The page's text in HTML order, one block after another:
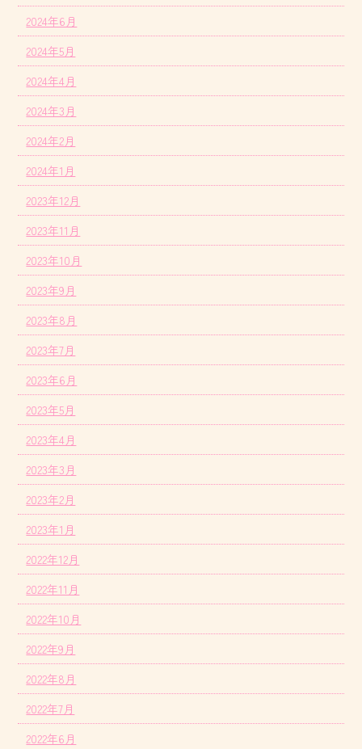
2024年6月
2024年5月
2024年4月
2024年3月
2024年2月
2024年1月
2023年12月
2023年11月
2023年10月
2023年9月
2023年8月
2023年7月
2023年6月
2023年5月
2023年4月
2023年3月
2023年2月
2023年1月
2022年12月
2022年11月
2022年10月
2022年9月
2022年8月
2022年7月
2022年6月